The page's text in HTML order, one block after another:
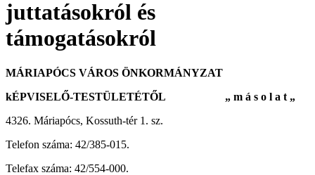
juttatásokról és
támogatásokról
MÁRIAPÓCS VÁROS ÖNKORMÁNYZAT
kÉPVISELŐ-TESTÜLETÉTŐL „ m á s o l a t „
4326. Máriapócs, Kossuth-tér 1. sz.
Telefon száma: 42/385-015.
Telefax száma: 42/554-000.